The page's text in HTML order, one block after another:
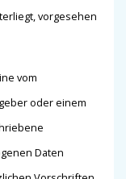
vorgesehen
vom
oder einem
Daten